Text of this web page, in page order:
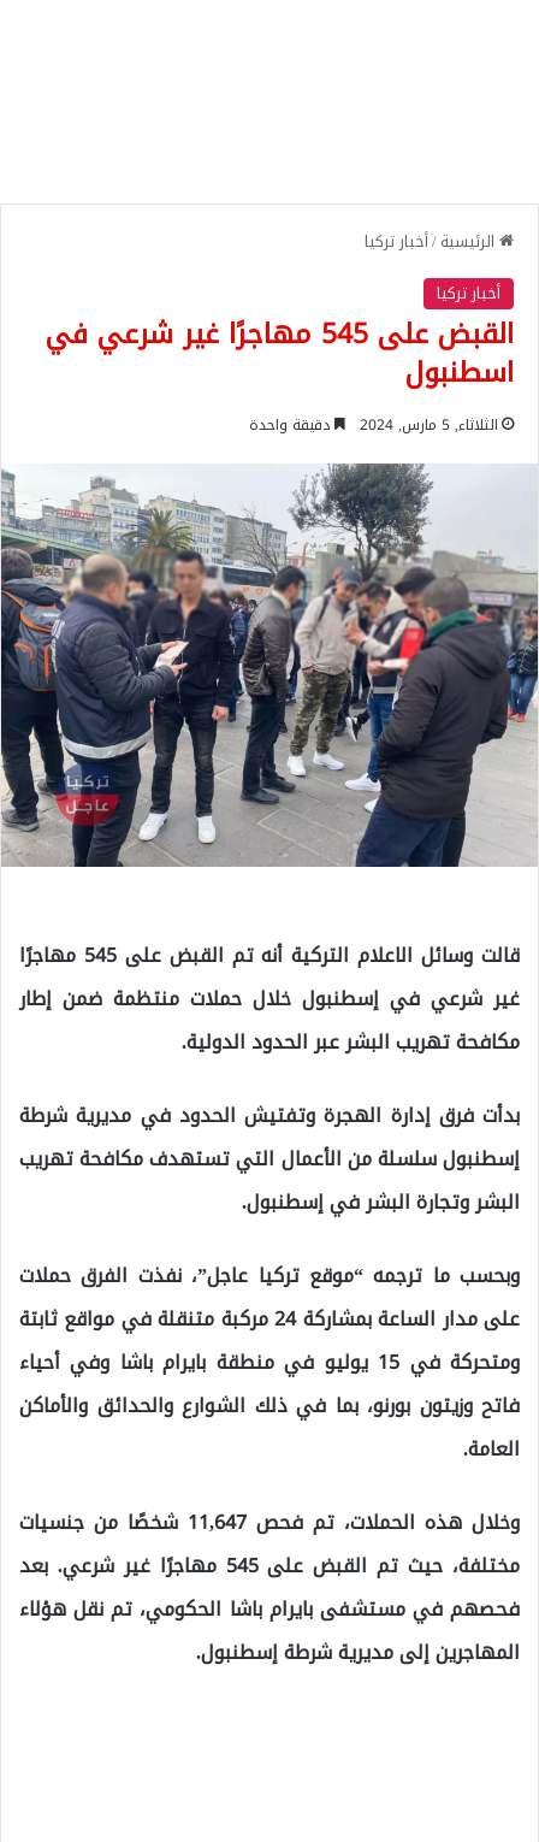
الرئيسية/أخبار تركيا
أخبار تركيا
القبض على 545 مهاجرًا غير شرعي في
اسطنبول
الثلاثاء, 5 مارس, 2024 دقيقة واحدة
قالت وسائل الاعلام التركية أنه تم القبض على 545 مهاجرًا
غير شرعي في إسطنبول خلال حملات منتظمة ضمن إطار
مكافحة تهريب البشر عبر الحدود الدولية.
بدأت فرق إدارة الهجرة وتفتيش الحدود في مديرية شرطة
إسطنبول سلسلة من الأعمال التي تستهدف مكافحة تهريب
البشر وتجارة البشر في إسطنبول.
وبحسب ما ترجمه “موقع تركيا عاجل”، نفذت الفرق حملات
على مدار الساعة بمشاركة 24 مركبة متنقلة في مواقع ثابتة
ومتحركة في 15 يوليو في منطقة بايرام باشا وفي أحياء
فاتح وزيتون بورنو، بما في ذلك الشوارع والحدائق والأماكن
العامة.
وخلال هذه الحملات، تم فحص 11,647 شخصًا من جنسيات
مختلفة، حيث تم القبض على 545 مهاجرًا غير شرعي. بعد
فحصهم في مستشفى بايرام باشا الحكومي، تم نقل هؤلاء
المهاجرين إلى مديرية شرطة إسطنبول.